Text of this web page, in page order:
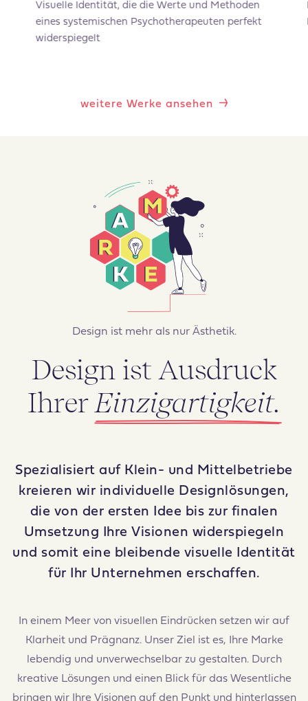
Visuelle Identität, die die Werte und Methoden
eines systemischen Psychotherapeuten perfekt
widerspiegelt
weitere Werke ansehen
Design ist mehr als nur Ästhetik.
Design ist Ausdruck
Ihrer Einzigartigkeit.
Spezialisiert auf Klein- und Mittelbetriebe
kreieren wir individuelle Designlösungen,
die von der ersten Idee bis zur finalen
Umsetzung Ihre Visionen widerspiegeln
und somit eine bleibende visuelle Identität
für Ihr Unternehmen erschaffen.
In einem Meer von visuellen Eindrücken setzen wir auf
Klarheit und Prägnanz. Unser Ziel ist es, Ihre Marke
lebendig und unverwechselbar zu gestalten. Durch
kreative Lösungen und einen Blick für das Wesentliche
bringen wir Ihre Visionen auf den Punkt und hinterlassen